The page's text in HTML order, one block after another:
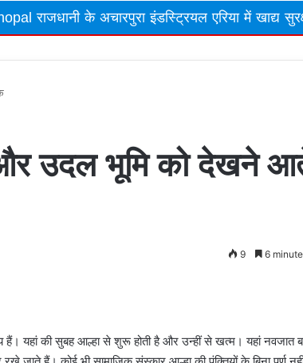
इंडस्ट्रियल एरिया में खाद्य सुरक्षा विभाग की
उदल भूमि को देखने
9 6
हैं। यहां की सुबह आल्हा से शुरू होती है और उन्हीं से खत्म। यहां नवजात